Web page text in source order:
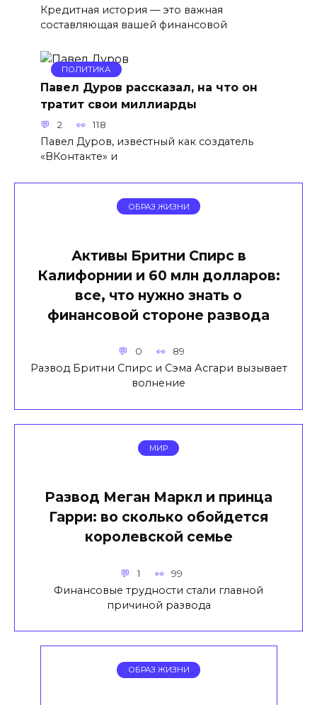
Кредитная история — это важная
составляющая вашей финансовой
ПОЛИТИКА
Павел Дуров рассказал, на что он
тратит свои миллиарды
2 118
Павел Дуров, известный как создатель
«ВКонтакте» и
ОБРАЗ ЖИЗНИ
Активы Бритни Спирс в
Калифорнии и 60 млн долларов:
все, что нужно знать о
финансовой стороне развода
0 89
Развод Бритни Спирс и Сэма Асгари вызывает
волнение
МИР
Развод Меган Маркл и принца
Гарри: во сколько обойдется
королевской семье
1 99
Финансовые трудности стали главной
причиной развода
ОБРАЗ ЖИЗНИ